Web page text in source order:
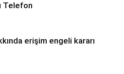
Telefon
erişim engeli kararı